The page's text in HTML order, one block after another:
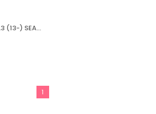
FREN BALATA AUDİ A3 (13-) SEAT LEON (13-) SKODA OCTAVİA (12-) VW GOLF VII (13-) T-CROSS (19-) İKAZ KABLOLU - ÖN
1